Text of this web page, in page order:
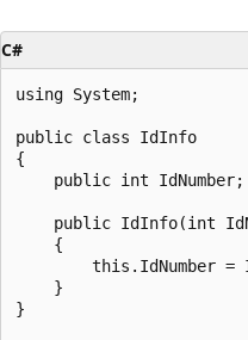
C#
using System;
public class IdInfo
{
    public int IdNumber;
public IdInfo(int
    {
this.IdNumber =
    }
}